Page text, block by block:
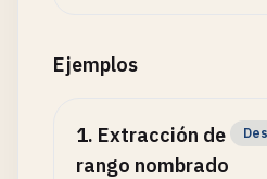
Ejemplos
1. Extracción de
rango nombrado